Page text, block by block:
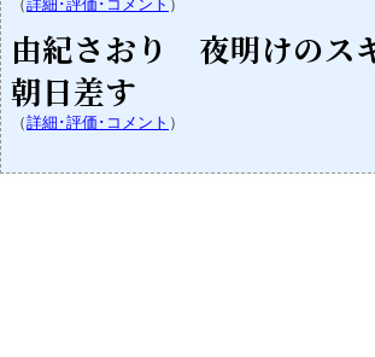
（詳細･評価･コメント ）
由紀さおり 夜明けのス
朝日差す
（詳細･評価･コメント ）